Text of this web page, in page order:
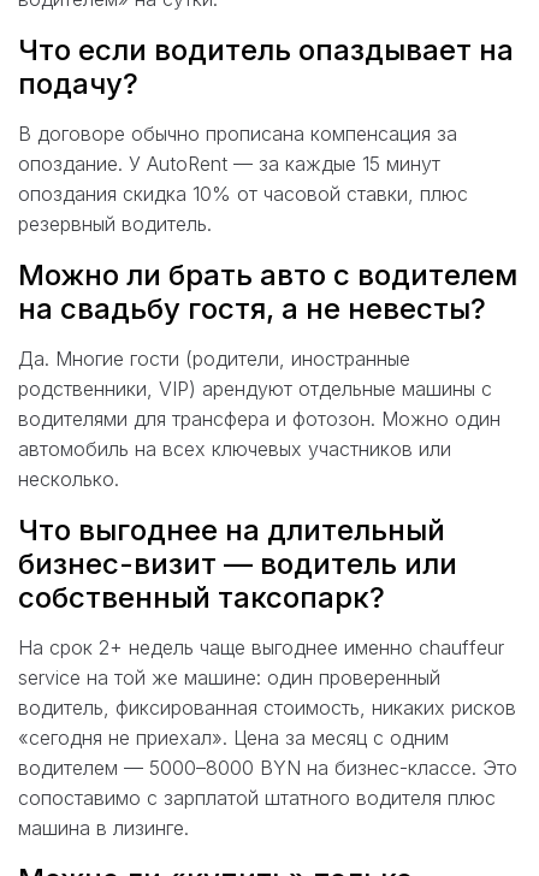
Что если водитель опаздывает на
подачу?
В договоре обычно прописана компенсация за
опоздание. У AutoRent — за каждые 15 минут
опоздания скидка 10% от часовой ставки, плюс
резервный водитель.
Можно ли брать авто с водителем
на свадьбу гостя, а не невесты?
Да. Многие гости (родители, иностранные
родственники, VIP) арендуют отдельные машины с
водителями для трансфера и фотозон. Можно один
автомобиль на всех ключевых участников или
несколько.
Что выгоднее на длительный
бизнес-визит — водитель или
собственный таксопарк?
На срок 2+ недель чаще выгоднее именно chauffeur
service на той же машине: один проверенный
водитель, фиксированная стоимость, никаких рисков
«сегодня не приехал». Цена за месяц с одним
водителем — 5000–8000 BYN на бизнес-классе. Это
сопоставимо с зарплатой штатного водителя плюс
машина в лизинге.